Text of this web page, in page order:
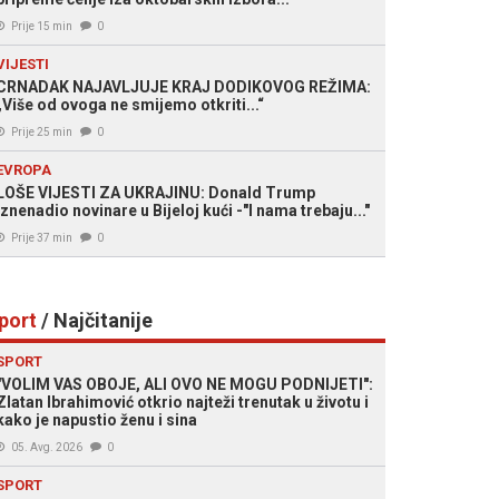
Prije 15 min 0
NAJAVLJUJE KRAJ DODIKOVOG REŽIMA:
od ovoga ne smijemo otkriti...“
Prije 25 min 0
VIJESTI ZA UKRAJINU: Donald Trump
novinare u Bijeloj kući -"I nama trebaju..."
Prije 37 min 0
/ Najčitanije
VAS OBOJE, ALI OVO NE MOGU PODNIJETI":
Ibrahimović otkrio najteži trenutak u životu i
je napustio ženu i sina
05. Avg. 2026 0